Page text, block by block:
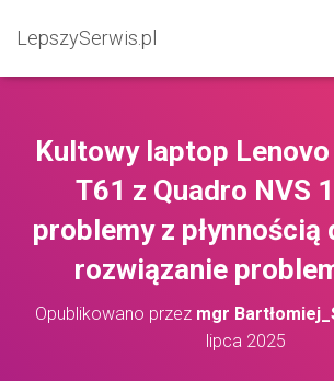
LepszySerwis.pl
Kultowy laptop
T61 z Quadro NVS
problemy z płynnością
rozwiązanie
Opublikowano przez mgr
lipca 2025